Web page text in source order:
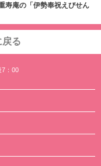
寿庵の「伊勢奉祝えびせん
戻る
7：00